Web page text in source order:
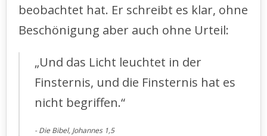
beobachtet hat. Er schreibt es klar, ohne
Beschönigung aber auch ohne Urteil:
„Und das Licht leuchtet in der
Finsternis, und die Finsternis hat es
nicht begriffen.“
Die Bibel, Johannes 1,5